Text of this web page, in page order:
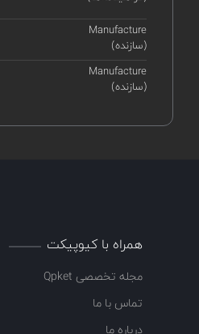
Manufacture
(سازنده)
Manufacture
(سازنده)
همراه با کیوپیکت
مجله تخصصی Qpket
تماس با ما
درباره ما